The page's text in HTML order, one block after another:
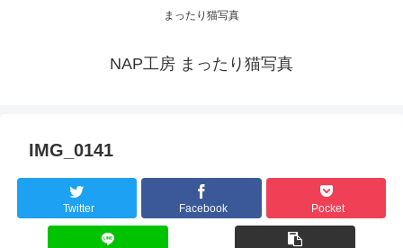
まったり猫写真
NAP工房 まったり猫写真
IMG_0141
Twitter Facebook Pocket